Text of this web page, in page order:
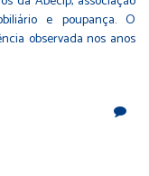
e poupança. O
observada nos anos